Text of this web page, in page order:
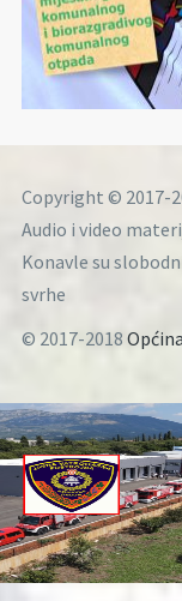
Copyright © 2017-
Audio i video
Konavle su
svrhe
© 2017-2018